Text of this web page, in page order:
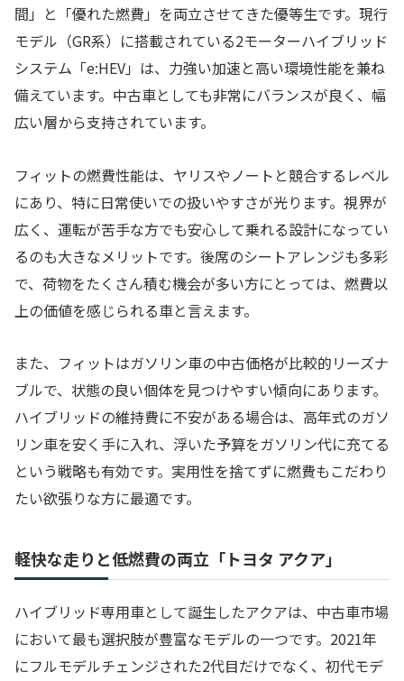
間」と「優れた燃費」を両立させてきた優等生です。現行
モデル（GR系）に搭載されている2モーターハイブリッド
システム「e:HEV」は、力強い加速と高い環境性能を兼ね
備えています。中古車としても非常にバランスが良く、幅
広い層から支持されています。
フィットの燃費性能は、ヤリスやノートと競合するレベル
にあり、特に日常使いでの扱いやすさが光ります。視界が
広く、運転が苦手な方でも安心して乗れる設計になってい
るのも大きなメリットです。後席のシートアレンジも多彩
で、荷物をたくさん積む機会が多い方にとっては、燃費以
上の価値を感じられる車と言えます。
また、フィットはガソリン車の中古価格が比較的リーズナ
ブルで、状態の良い個体を見つけやすい傾向にあります。
ハイブリッドの維持費に不安がある場合は、高年式のガソ
リン車を安く手に入れ、浮いた予算をガソリン代に充てる
という戦略も有効です。実用性を捨てずに燃費もこだわり
たい欲張りな方に最適です。
軽快な走りと低燃費の両立「トヨタ アクア」
ハイブリッド専用車として誕生したアクアは、中古車市場
において最も選択肢が豊富なモデルの一つです。2021年
にフルモデルチェンジされた2代目だけでなく、初代モデ